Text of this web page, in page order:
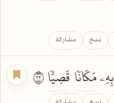
نسخ مشاركة
بِهِۦمَكَانٗا قَصِيّٗا